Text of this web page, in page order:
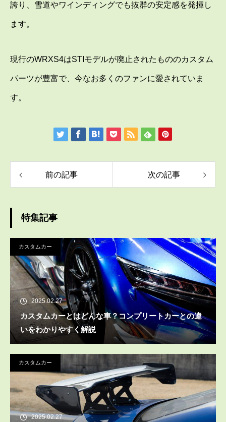
誇り、雪道やワインディングでも抜群の安定感を発揮し
ます。
現行のWRXS4はSTIモデルが廃止されたもののカスタム
パーツが豊富で、今なお多くのファンに愛されていま
す。
前の記事 次の記事
特集記事
カスタムカー
2025.02.27
カスタムカーとはどんな車？コンプリートカーとの違
いをわかりやすく解説
カスタムカー
2025.02.27